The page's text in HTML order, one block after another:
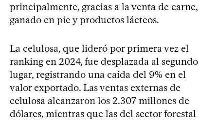
principalmente, gracias a la venta de carne,
ganado en pie y productos lácteos.
La celulosa, que lideró por primera vez el
ranking en 2024, fue desplazada al segundo
lugar, registrando una caída del 9% en el
valor exportado. Las ventas externas de
celulosa alcanzaron los 2.307 millones de
dólares, mientras que las del sector forestal